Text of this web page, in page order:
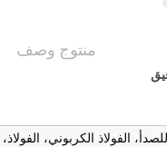
منتوج وصف
الفولاذ الكربوني،